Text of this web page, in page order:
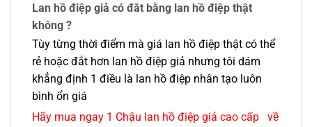
Lan hồ điệp giả có đắt bằng lan hồ điệp thật
không ?
Tùy từng thời điểm mà giá lan hồ điệp thật có thể
rẻ hoặc đắt hơn lan hồ điệp giả nhưng tôi dám
khẳng định 1 điều là lan hồ điệp nhân tạo luôn
bình ổn giá
Hãy mua ngay 1 Chậu lan hồ điệp giả cao cấp về